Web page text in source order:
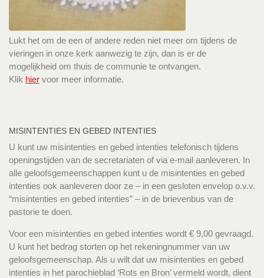
Lukt het om de een of andere reden niet meer om tijdens de
vieringen in onze kerk aanwezig te zijn, dan is er de
mogelijkheid om thuis de communie te ontvangen.
Klik hier voor meer informatie.
MISINTENTIES EN GEBED INTENTIES
U kunt uw misintenties en gebed intenties telefonisch tijdens
openingstijden van de secretariaten of via e-mail aanleveren. In
alle geloofsgemeenschappen kunt u de misintenties en gebed
intenties ook aanleveren door ze – in een gesloten envelop o.v.v.
“misintenties en gebed intenties” – in de brievenbus van de
pastorie te doen.
Voor een misintenties en gebed intenties wordt € 9,00 gevraagd.
U kunt het bedrag storten op het rekeningnummer van uw
geloofsgemeenschap. Als u wilt dat uw misintenties en gebed
intenties in het parochieblad ‘Rots en Bron’ vermeld wordt, dient